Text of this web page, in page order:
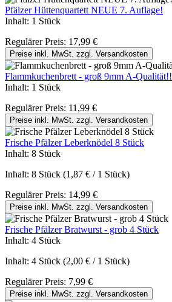
Pfälzer Hüttenquartett NEUE 7. Auflage!
Inhalt: 1 Stück
Regulärer Preis: 17,99 €
Preise inkl. MwSt. zzgl. Versandkosten
Flammkuchenbrett - groß 9mm A-Qualität!!
Inhalt: 1 Stück
Regulärer Preis: 11,99 €
Preise inkl. MwSt. zzgl. Versandkosten
Frische Pfälzer Leberknödel 8 Stück
Inhalt: 8 Stück
Inhalt: 8 Stück (1,87 € / 1 Stück)
Regulärer Preis: 14,99 €
Preise inkl. MwSt. zzgl. Versandkosten
Frische Pfälzer Bratwurst - grob 4 Stück
Inhalt: 4 Stück
Inhalt: 4 Stück (2,00 € / 1 Stück)
Regulärer Preis: 7,99 €
Preise inkl. MwSt. zzgl. Versandkosten